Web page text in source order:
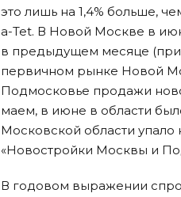
это лишь на 1,4% больше,
a-Tet. В Новой Москве в
в предыдущем месяце
первичном рынке Новой
Подмосковье продажи
маем, в июне в области
Московской области
«Новостройки Москвы и
В годовом выражении